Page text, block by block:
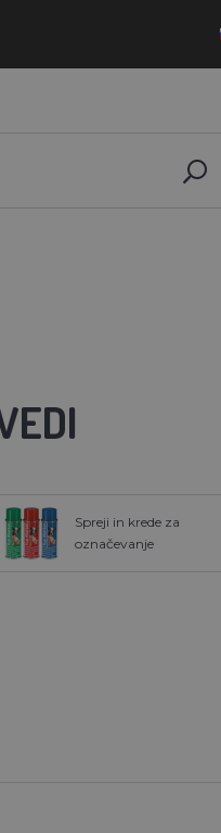
Spreji in krede za
označevanje